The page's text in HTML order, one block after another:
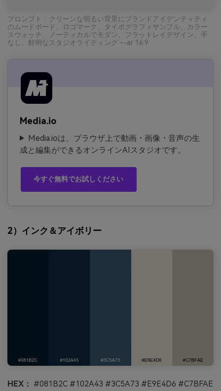
プロンプト：クリーンな明るい背景にブランドアイデンティティ
のムードボード、ロゴマーク、タイポグラフィサンプル、カラー
スウォッチ、ノーティカルでモダン、フラットレイデザイン、手
なし、鮮明なスタジオライティング --ar 16:9
Media.io
Media.ioは、ブラウザ上で動画・画像・音声の生
成と編集ができるオンラインAIスタジオです。
今すぐ無料でお試しください
2）インク＆アイボリー
HEX： #081B2C #102A43 #3C5A73 #E9E4D6 #C7BFAE